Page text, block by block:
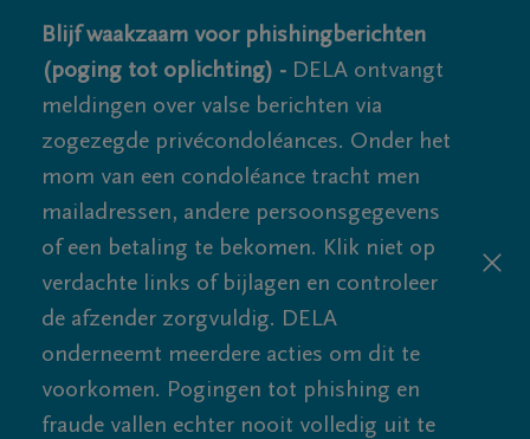
Blijf waakzaam voor phishingberichten
(poging tot oplichting) - DELA ontvangt
meldingen over valse berichten via
zogezegde privécondoléances. Onder het
mom van een condoléance tracht men
mailadressen, andere persoonsgegevens
of een betaling te bekomen. Klik niet op
verdachte links of bijlagen en controleer
de afzender zorgvuldig. DELA
onderneemt meerdere acties om dit te
voorkomen. Pogingen tot phishing en
fraude vallen echter nooit volledig uit te